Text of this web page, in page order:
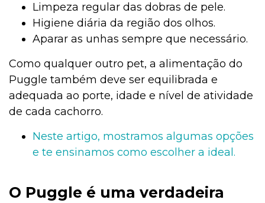
Limpeza regular das dobras de pele.
Higiene diária da região dos olhos.
Aparar as unhas sempre que necessário.
Como qualquer outro pet, a alimentação do
Puggle também deve ser equilibrada e
adequada ao porte, idade e nível de atividade
de cada cachorro.
Neste artigo, mostramos algumas opções
e te ensinamos como escolher a ideal.
O Puggle é uma verdadeira